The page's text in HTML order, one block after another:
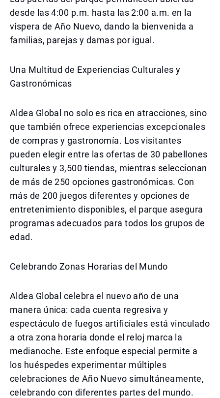
desde las 4:00 p.m. hasta las 2:00 a.m. en la
víspera de Año Nuevo, dando la bienvenida a
familias, parejas y damas por igual.
Una Multitud de Experiencias Culturales y
Gastronómicas
Aldea Global no solo es rica en atracciones, sino
que también ofrece experiencias excepcionales
de compras y gastronomía. Los visitantes
pueden elegir entre las ofertas de 30 pabellones
culturales y 3,500 tiendas, mientras seleccionan
de más de 250 opciones gastronómicas. Con
más de 200 juegos diferentes y opciones de
entretenimiento disponibles, el parque asegura
programas adecuados para todos los grupos de
edad.
Celebrando Zonas Horarias del Mundo
Aldea Global celebra el nuevo año de una
manera única: cada cuenta regresiva y
espectáculo de fuegos artificiales está vinculado
a otra zona horaria donde el reloj marca la
medianoche. Este enfoque especial permite a
los huéspedes experimentar múltiples
celebraciones de Año Nuevo simultáneamente,
celebrando con diferentes partes del mundo.